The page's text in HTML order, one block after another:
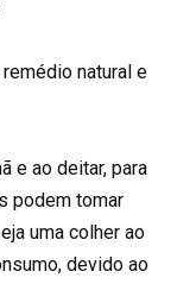
natural e
e ao deitar, para
podem tomar
uma colher ao
devido ao